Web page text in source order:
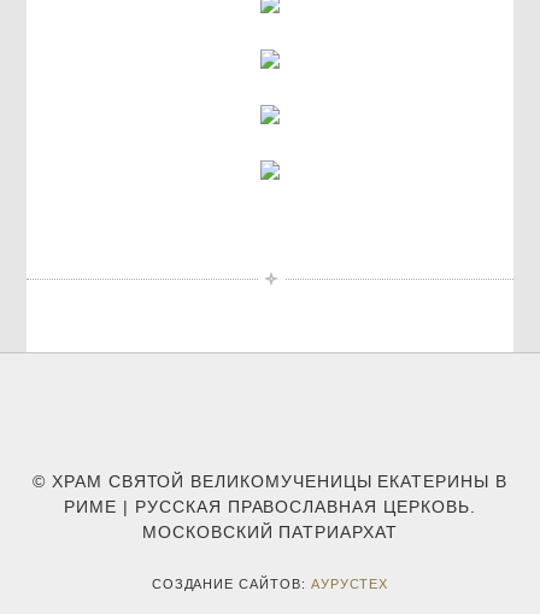
© ХРАМ СВЯТОЙ ВЕЛИКОМУЧЕНИЦЫ ЕКАТЕРИНЫ В
РИМЕ | РУССКАЯ ПРАВОСЛАВНАЯ ЦЕРКОВЬ.
МОСКОВСКИЙ ПАТРИАРХАТ
СОЗДАНИЕ САЙТОВ: АУРУСТЕХ